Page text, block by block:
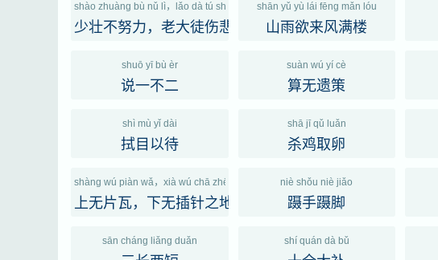
shào zhuàng bù nǔ lì，lǎo dà tú shāng bēi
少壮不努力，老大徒伤悲
shān yǔ yù lái fēng mǎn lóu
山雨欲来风满楼
shuō yī bù èr
说一不二
suàn wú yí cè
算无遗策
shì mù yǐ dài
拭目以待
shā jī qǔ luǎn
杀鸡取卵
shàng wú piàn wǎ，xià wú chā zhēn zhī dì
上无片瓦，下无插针之地
niè shǒu niè jiǎo
蹑手蹑脚
sān cháng liǎng duǎn shí quán dà bǔ